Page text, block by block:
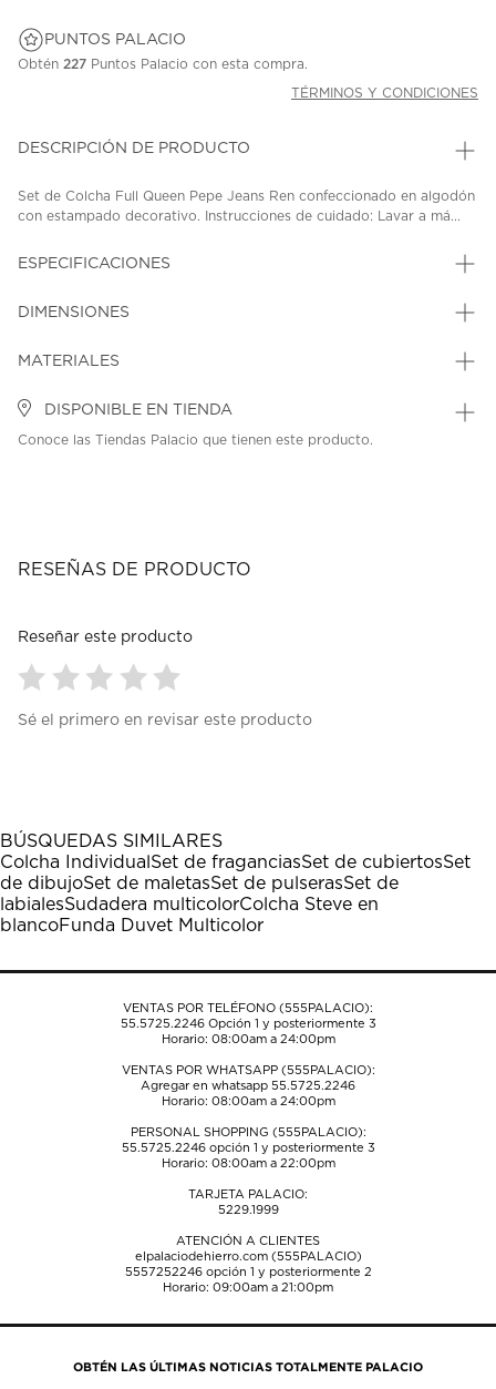
PUNTOS PALACIO
Obtén 227 Puntos Palacio con esta compra.
TÉRMINOS Y CONDICIONES
DESCRIPCIÓN DE PRODUCTO
Set de Colcha Full Queen Pepe Jeans Ren confeccionado en algodón
con estampado decorativo. Instrucciones de cuidado: Lavar a má...
ESPECIFICACIONES
DIMENSIONES
MATERIALES
DISPONIBLE EN TIENDA
Conoce las Tiendas Palacio que tienen este producto.
RESEÑAS DE PRODUCTO
Reseñar este producto
para
1
estrella
Esta
acción
abrirá
el
de
para
estrellas.
Esta
acción
abrirá
el
de
para
estrellas.
Esta
acción
abrirá
el
de
para
estrellas.
Esta
acción
abrirá
el
de
para
estrellas.
Esta
acción
abrirá
el
de
Sé el primero en revisar este producto
BÚSQUEDAS SIMILARES
Colcha Individual Set de fraganciasSet de cubiertosSet
de dibujoSet de maletasSet de pulserasSet de
labialesSudadera multicolorColcha Steve en
blancoFunda Duvet Multicolor
VENTAS POR TELÉFONO (555PALACIO):
55.5725.2246Opción 1 y posteriormente 3
Horario: 08:00am a 24:00pm
VENTAS POR WHATSAPP (555PALACIO):
Agregar en whatsapp 55.5725.2246
Horario: 08:00am a 24:00pm
PERSONAL SHOPPING (555PALACIO):
55.5725.2246opción 1 y posteriormente 3
Horario: 08:00am a 22:00pm
TARJETA PALACIO:
5229.1999
ATENCIÓN A CLIENTES
elpalaciodehierro.com (555PALACIO)
5557252246opción 1 y posteriormente 2
Horario: 09:00am a 21:00pm
OBTÉN LAS ÚLTIMAS NOTICIAS TOTALMENTE PALACIO